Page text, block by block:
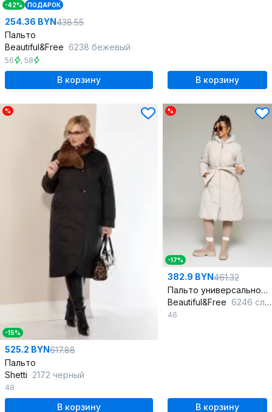
-42% ПОДАРОК
254.36 BYN438.55
Пальто
Beautiful&Free 6238 бежевый
56 , 58
В корзину В корзину
%
-15%
525.2 BYN617.88
Пальто
Shetti 2172 черный
48
В корзину
%
-17%
382.9 BYN461.32
Пальто универсальное из стёганого материала с поясом
Beautiful&Free 6246 слоновая_кость
46
В корзину